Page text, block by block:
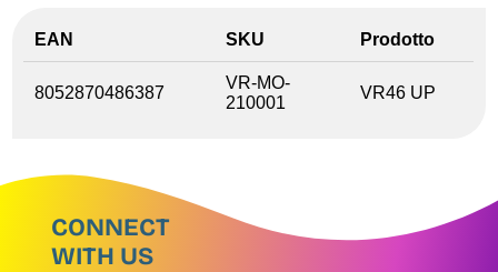
EAN SKU Prodotto
8052870486387
VR-MO-
210001
VR46 UP
CONNECT
WITH US